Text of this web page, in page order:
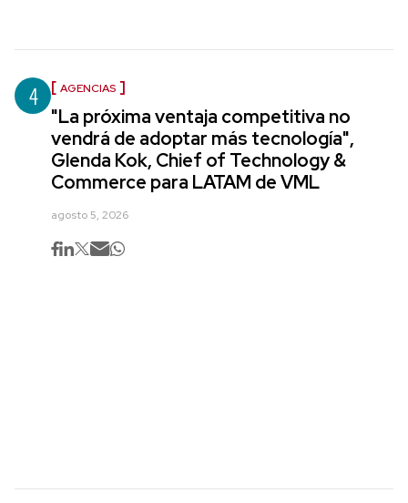
4 AGENCIAS
"La próxima ventaja competitiva no
vendrá de adoptar más tecnología",
Glenda Kok, Chief of Technology &
Commerce para LATAM de VML
agosto 5, 2026